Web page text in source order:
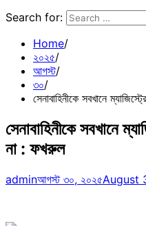
Search for:
Home
২০২৫
আগস্ট
৩০
সেনাবাহিনীকে সবখানে
সেনাবাহিনীকে সবখানে
না : ফখরুল
adminআগস্ট ৩০, ২০২৫August